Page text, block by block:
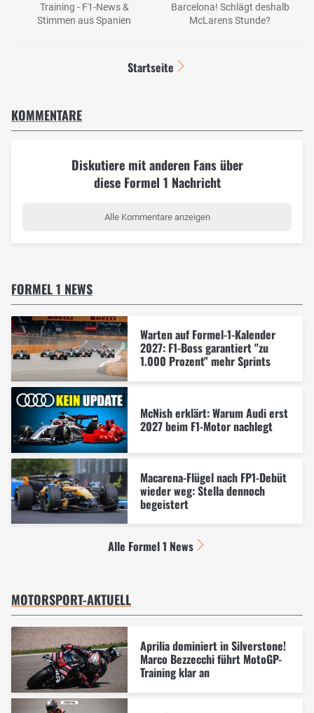
Training - F1-News &
Stimmen aus Spanien
Barcelona! Schlägt deshalb
McLarens Stunde?
Startseite
KOMMENTARE
Diskutiere mit anderen Fans über
diese Formel 1 Nachricht
Alle Kommentare anzeigen
FORMEL 1 NEWS
Warten auf Formel-1-Kalender
2027: F1-Boss garantiert "zu
1.000 Prozent" mehr Sprints
McNish erklärt: Warum Audi erst
2027 beim F1-Motor nachlegt
Macarena-Flügel nach FP1-Debüt
wieder weg: Stella dennoch
begeistert
Alle Formel 1 News
MOTORSPORT-AKTUELL
Aprilia dominiert in Silverstone!
Marco Bezzecchi führt MotoGP-
Training klar an